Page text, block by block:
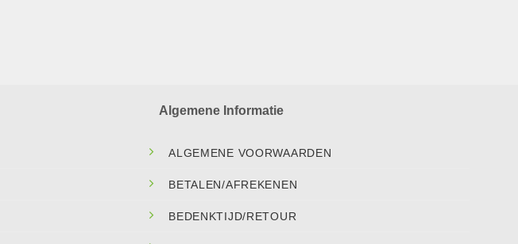
Algemene Informatie
ALGEMENE VOORWAARDEN
BETALEN/AFREKENEN
BEDENKTIJD/RETOUR